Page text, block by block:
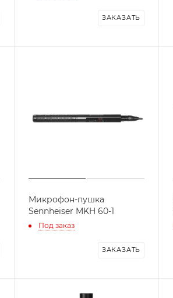
ЗАКАЗАТЬ
Микрофон-пушка
Sennheiser MKH 60-1
Под заказ
ЗАКАЗАТЬ